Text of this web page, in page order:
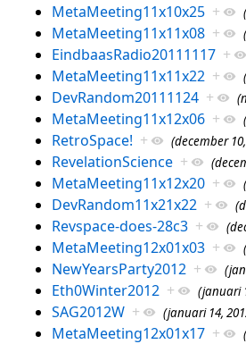
MetaMeeting11x10x25 +
MetaMeeting11x11x08 +
EindbaasRadio20111117 +
MetaMeeting11x11x22 +
DevRandom20111124 +
MetaMeeting11x12x06 +
RetroSpace! + (december
RevelationScience +
MetaMeeting11x12x20 +
DevRandom11x21x22 +
Revspace-does-28c3 +
MetaMeeting12x01x03 +
NewYearsParty2012 +
Eth0Winter2012 + (januari
SAG2012W + (januari 14,
MetaMeeting12x01x17 +